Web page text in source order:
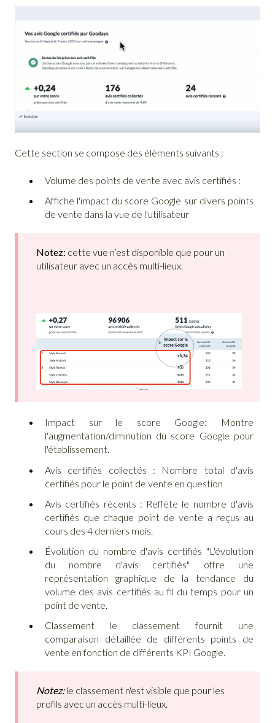
Cette section se compose des éléments suivants :
Volume des points de vente avec avis certifiés :
Affiche l'impact du score Google sur divers points
de vente dans la vue de l'utilisateur
Notez: cette vue n’est disponible que pour un
utilisateur avec un accès multi-lieux.
Impact sur le score Google: Montre
l'augmentation/diminution du score Google pour
l'établissement.
Avis certifiés collectés : Nombre total d'avis
certifiés pour le point de vente en question
Avis certifiés récents : Reflète le nombre d'avis
certifiés que chaque point de vente a reçus au
cours des 4 derniers mois.
Évolution du nombre d'avis certifiés "L'évolution
du nombre d'avis certifiés" offre une
représentation graphique de la tendance du
volume des avis certifiés au fil du temps pour un
point de vente.
Classement le classement fournit une
comparaison détaillée de différents points de
vente en fonction de différents KPI Google.
Notez:le classement n'est visible que pour les
profils avec un accès multi-lieux.